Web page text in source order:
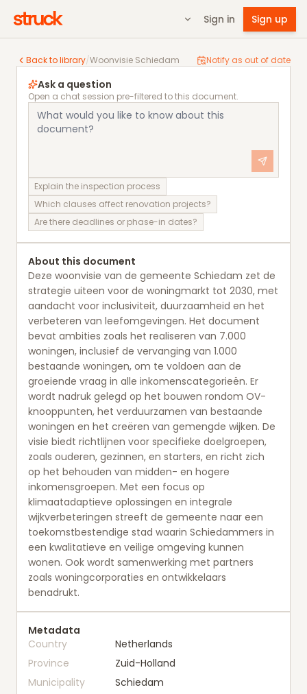
Sign in Sign up
Back to library/Woonvisie Schiedam Notify as out of date
Woonvisie Schiedam
Ask a question
Open a chat session pre-filtered to this document.
Explain the inspection process
Which clauses affect renovation projects?
Are there deadlines or phase-in dates?
About this document
Deze woonvisie van de gemeente Schiedam zet de
strategie uiteen voor de woningmarkt tot 2030, met
aandacht voor inclusiviteit, duurzaamheid en het
verbeteren van leefomgevingen. Het document
bevat ambities zoals het realiseren van 7.000
woningen, inclusief de vervanging van 1.000
bestaande woningen, om te voldoen aan de
groeiende vraag in alle inkomenscategorieën. Er
wordt nadruk gelegd op het bouwen rondom OV-
knooppunten, het verduurzamen van bestaande
woningen en het creëren van gemengde wijken. De
visie biedt richtlijnen voor specifieke doelgroepen,
zoals ouderen, gezinnen, en starters, en richt zich
op het behouden van midden- en hogere
inkomensgroepen. Met een focus op
klimaatadaptieve oplossingen en integrale
wijkverbeteringen streeft de gemeente naar een
toekomstbestendige stad waarin Schiedammers in
een kwalitatieve en veilige omgeving kunnen
wonen. Ook wordt samenwerking met partners
zoals woningcorporaties en ontwikkelaars
benadrukt.
Metadata
Country
Netherlands
Province
Zuid-Holland
Municipality
Schiedam